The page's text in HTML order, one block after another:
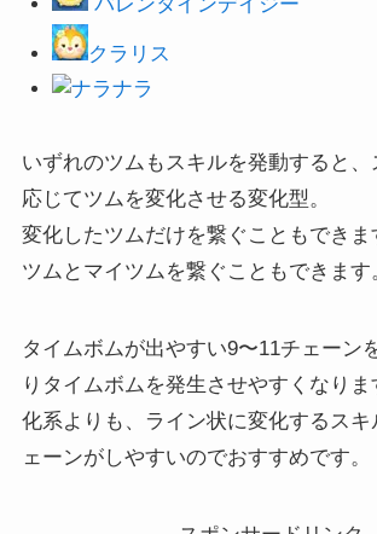
クラリス
ナラ
いずれのツムもスキルを発動すると、
応じてツムを変化させる変化型。
変化したツムだけを繋ぐこともできま
ツムとマイツムを繋ぐこともできます
タイムボムが出やすい9〜11チェーン
りタイムボムを発生させやすくなり
化系よりも、ライン状に変化するスキ
ェーンがしやすいのでおすすめです。
スポンサードリンク